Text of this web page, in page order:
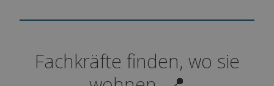
Fachkräfte finden, wo sie